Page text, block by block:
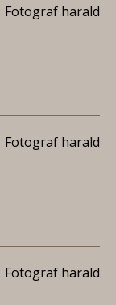
Fotograf harald
Fotograf harald
Fotograf harald